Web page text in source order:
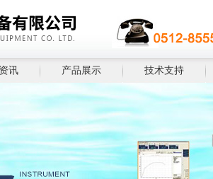
讯 产品展示 技术支持